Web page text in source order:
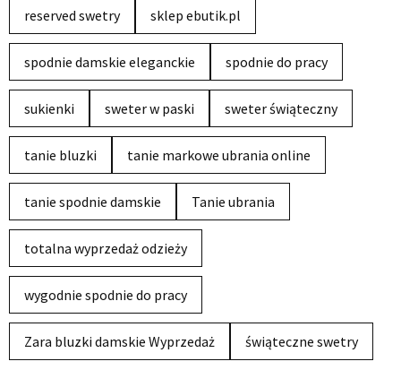
reserved swetry sklep ebutik.pl
spodnie damskie eleganckie spodnie do pracy
sukienki sweter w paski sweter świąteczny
tanie bluzki tanie markowe ubrania online
tanie spodnie damskie Tanie ubrania
totalna wyprzedaż odzieży
wygodnie spodnie do pracy
Zara bluzki damskie Wyprzedaż świąteczne swetry